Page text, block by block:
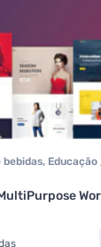
bebidas,
, Reservas e